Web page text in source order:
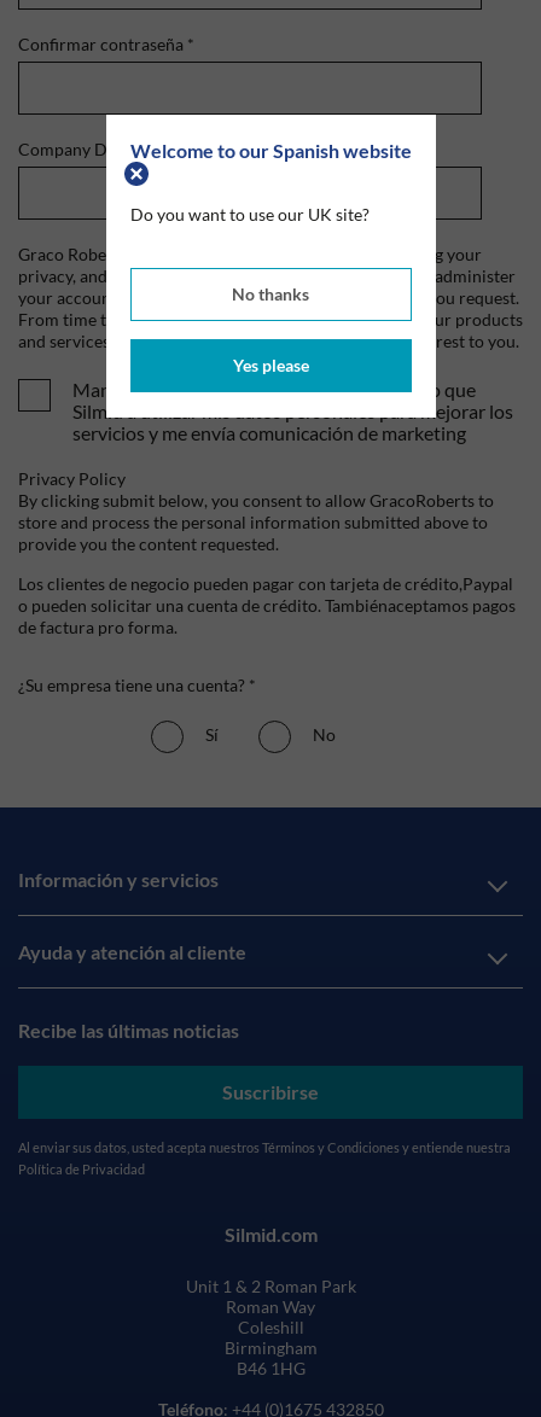
Welcome to our Spanish website
Do you want to use our UK site?
No thanks
Yes please
Confirmar contraseña *
Company Domain*
Graco Roberts is committed to protecting and respecting your
privacy, and we'll only use your personal information to administer
your account and to provide the products and services you request.
From time to time, we would like to contact you about our products
and services, as well as other content that may be of interest to you.
Mandame tus ofertas y novedades. Entiendo que
Silmid a utilizar mis datos personales para mejorar los
servicios y me envía comunicación de marketing
Privacy Policy
By clicking submit below, you consent to allow GracoRoberts to
store and process the personal information submitted above to
provide you the content requested.
Los clientes de negocio pueden pagar con tarjeta de crédito,Paypal
o pueden solicitar una cuenta de crédito. Tambiénaceptamos pagos
de factura pro forma.
¿Su empresa tiene una cuenta? *
Sí No
Información y servicios
Ayuda y atención al cliente
Recibe las últimas noticias
Suscribirse
Al enviar sus datos, usted acepta nuestros Términos y Condiciones y entiende nuestra
Política de Privacidad
Silmid.com
Unit 1 & 2 Roman Park
Roman Way
Coleshill
Birmingham
B46 1HG
Teléfono: +44 (0)1675 432850